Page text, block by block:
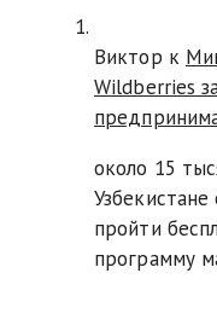
Виктор к
Wildberries
около 15
пройти
программу